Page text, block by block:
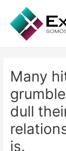
Many
dull
is.